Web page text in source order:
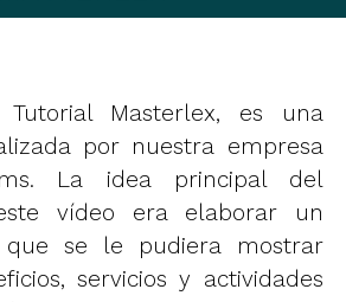
Tutorial Masterlex, es una
por nuestra empresa
La idea principal del
vídeo era elaborar un
se le pudiera mostrar
servicios y actividades